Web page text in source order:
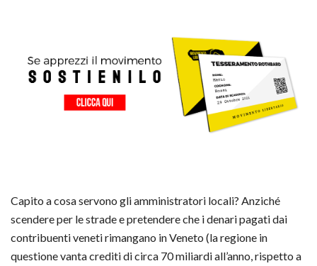
Capito a cosa servono gli amministratori locali? Anziché
scendere per le strade e pretendere che i denari pagati dai
contribuenti veneti rimangano in Veneto (la regione in
questione vanta crediti di circa 70 miliardi all’anno, rispetto a